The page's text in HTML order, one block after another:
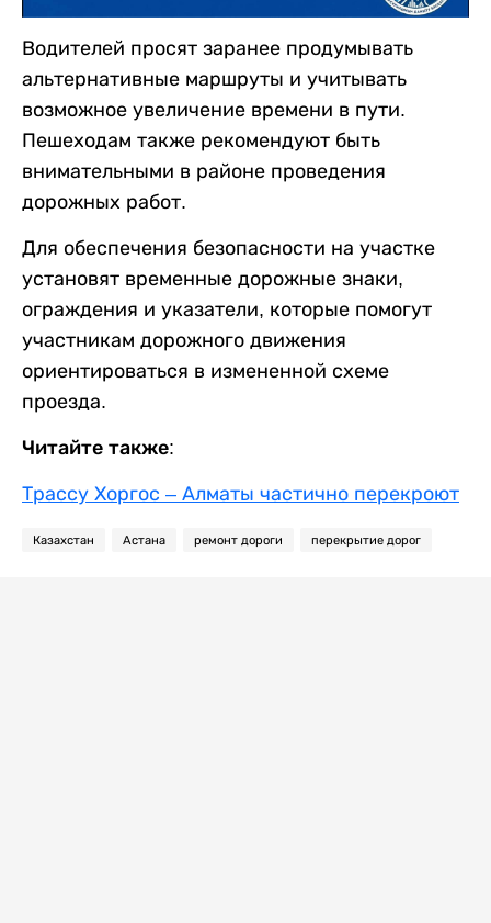
Водителей просят заранее продумывать
альтернативные маршруты и учитывать
возможное увеличение времени в пути.
Пешеходам также рекомендуют быть
внимательными в районе проведения
дорожных работ.
Для обеспечения безопасности на участке
установят временные дорожные знаки,
ограждения и указатели, которые помогут
участникам дорожного движения
ориентироваться в измененной схеме
проезда.
Читайте также:
Трассу Хоргос – Алматы частично перекроют
Казахстан Астана ремонт дороги перекрытие дорог